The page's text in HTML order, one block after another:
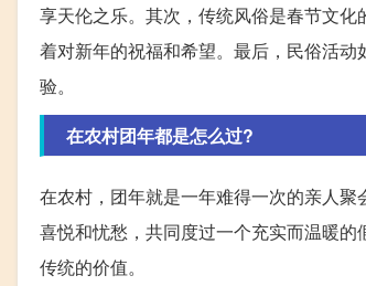
享天伦之乐。其次，传统风俗是春节文
着对新年的祝福和希望。最后，民俗活
验。
在农村团年都是怎么过?
在农村，团年就是一年难得一次的亲人
喜悦和忧愁，共同度过一个充实而温暖
传统的价值。